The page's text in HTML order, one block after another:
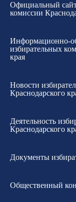
Официальный
комиссии
Информационно-
избирательных
края
Новости
Краснодарского
Деятельность
Краснодарского
Документы
Общественный